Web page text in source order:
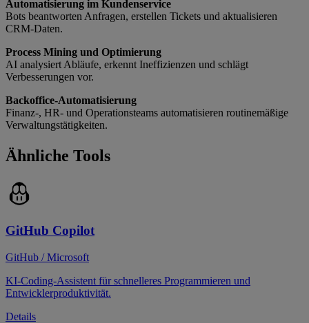
Automatisierung im Kundenservice
Bots beantworten Anfragen, erstellen Tickets und aktualisieren
CRM-Daten.
Process Mining und Optimierung
AI analysiert Abläufe, erkennt Ineffizienzen und schlägt
Verbesserungen vor.
Backoffice-Automatisierung
Finanz-, HR- und Operationsteams automatisieren routinemäßige
Verwaltungstätigkeiten.
Ähnliche Tools
GitHub Copilot
GitHub / Microsoft
KI-Coding-Assistent für schnelleres Programmieren und
Entwicklerproduktivität.
Details